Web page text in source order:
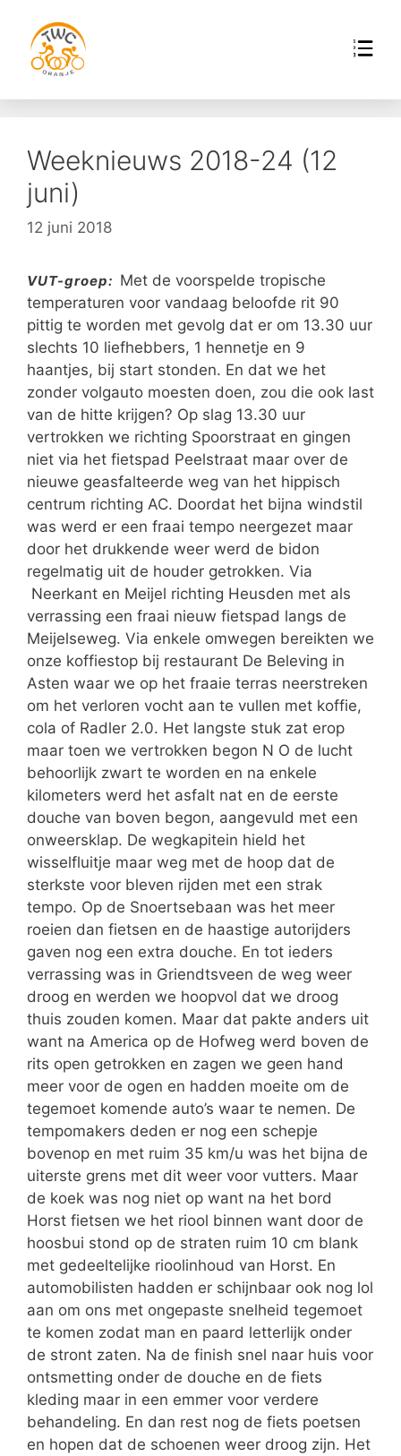
Weeknieuws 2018-24 (12
juni)
12 juni 2018
VUT-groep: Met de voorspelde tropische
temperaturen voor vandaag beloofde rit 90
pittig te worden met gevolg dat er om 13.30 uur
slechts 10 liefhebbers, 1 hennetje en 9
haantjes, bij start stonden. En dat we het
zonder volgauto moesten doen, zou die ook last
van de hitte krijgen? Op slag 13.30 uur
vertrokken we richting Spoorstraat en gingen
niet via het fietspad Peelstraat maar over de
nieuwe geasfalteerde weg van het hippisch
centrum richting AC. Doordat het bijna windstil
was werd er een fraai tempo neergezet maar
door het drukkende weer werd de bidon
regelmatig uit de houder getrokken. Via
Neerkant en Meijel richting Heusden met als
verrassing een fraai nieuw fietspad langs de
Meijelseweg. Via enkele omwegen bereikten we
onze koffiestop bij restaurant De Beleving in
Asten waar we op het fraaie terras neerstreken
om het verloren vocht aan te vullen met koffie,
cola of Radler 2.0. Het langste stuk zat erop
maar toen we vertrokken begon N O de lucht
behoorlijk zwart te worden en na enkele
kilometers werd het asfalt nat en de eerste
douche van boven begon, aangevuld met een
onweersklap. De wegkapitein hield het
wisselfluitje maar weg met de hoop dat de
sterkste voor bleven rijden met een strak
tempo. Op de Snoertsebaan was het meer
roeien dan fietsen en de haastige autorijders
gaven nog een extra douche. En tot ieders
verrassing was in Griendtsveen de weg weer
droog en werden we hoopvol dat we droog
thuis zouden komen. Maar dat pakte anders uit
want na America op de Hofweg werd boven de
rits open getrokken en zagen we geen hand
meer voor de ogen en hadden moeite om de
tegemoet komende auto’s waar te nemen. De
tempomakers deden er nog een schepje
bovenop en met ruim 35 km/u was het bijna de
uiterste grens met dit weer voor vutters. Maar
de koek was nog niet op want na het bord
Horst fietsen we het riool binnen want door de
hoosbui stond op de straten ruim 10 cm blank
met gedeeltelijke rioolinhoud van Horst. En
automobilisten hadden er schijnbaar ook nog lol
aan om ons met ongepaste snelheid tegemoet
te komen zodat man en paard letterlijk onder
de stront zaten. Na de finish snel naar huis voor
ontsmetting onder de douche en de fiets
kleding maar in een emmer voor verdere
behandeling. En dan rest nog de fiets poetsen
en hopen dat de schoenen weer droog zijn. Het